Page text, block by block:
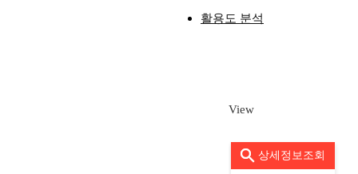
활용도 분석
View
상세정보조회